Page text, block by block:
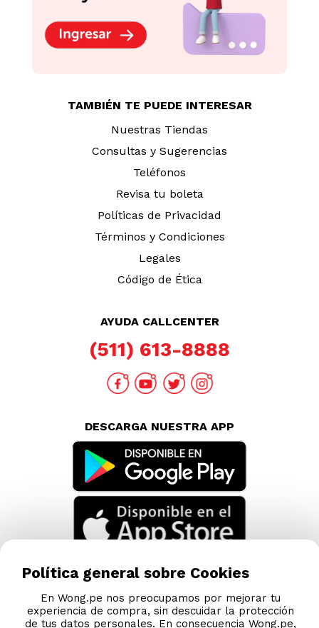
TAMBIÉN TE PUEDE INTERESAR
Nuestras Tiendas
Consultas y Sugerencias
Teléfonos
Revisa tu boleta
Políticas de Privacidad
Términos y Condiciones
Legales
Código de Ética
AYUDA CALLCENTER
(511) 613-8888
DESCARGA NUESTRA APP
Política general sobre Cookies
En Wong.pe nos preocupamos por mejorar tu
experiencia de compra, sin descuidar la protección
de tus datos personales. En consecuencia Wong.pe,